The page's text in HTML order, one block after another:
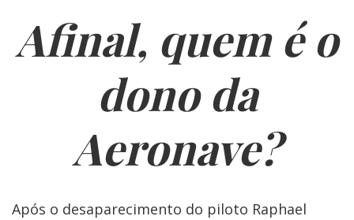
Afinal, quem é o
dono da
Aeronave?
Após o desaparecimento do piloto Raphael